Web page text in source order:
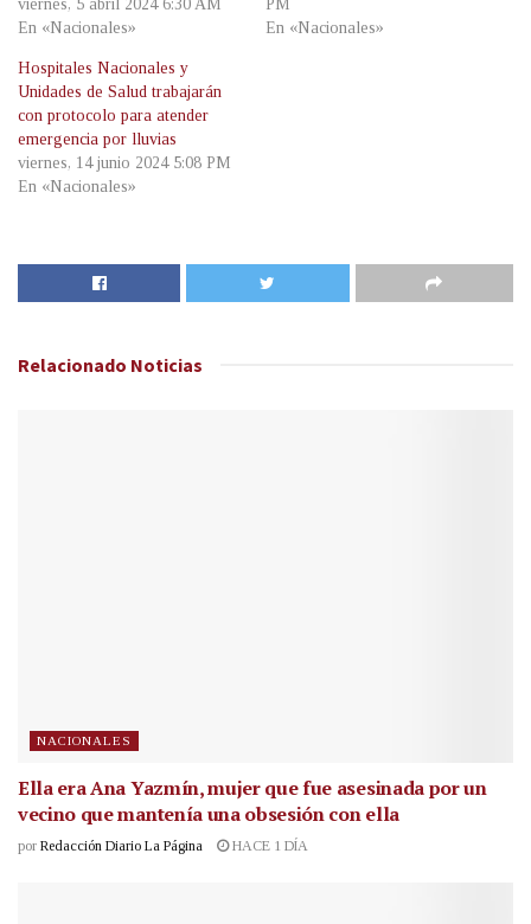
viernes, 5 abril 2024 6:30 AM
En «Nacionales»
PM
En «Nacionales»
Hospitales Nacionales y
Unidades de Salud trabajarán
con protocolo para atender
emergencia por lluvias
viernes, 14 junio 2024 5:08 PM
En «Nacionales»
Relacionado Noticias
NACIONALES
Ella era Ana Yazmín, mujer que fue asesinada por un
vecino que mantenía una obsesión con ella
por Redacción Diario La Página HACE 1 DÍA